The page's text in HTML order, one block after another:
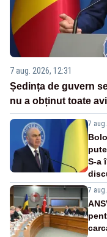
7 aug. 2026, 12:31
Ședința de guvern
nu a obținut toate
7
S-a
7